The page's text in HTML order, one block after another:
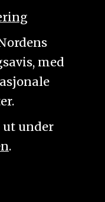
med
ut under
.